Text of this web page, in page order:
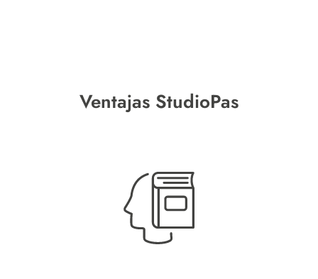
Ventajas StudioPas